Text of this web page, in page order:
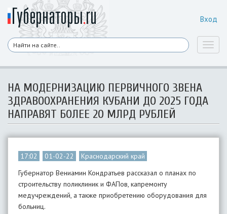
Вход
НА МОДЕРНИЗАЦИЮ ПЕРВИЧНОГО ЗВЕНА
ЗДРАВООХРАНЕНИЯ КУБАНИ ДО 2025 ГОДА
НАПРАВЯТ БОЛЕЕ 20 МЛРД РУБЛЕЙ
17:02 01-02-22
Краснодарский край
Губернатор Вениамин Кондратьев рассказал о планах по
строительству поликлиник и ФАПов, капремонту
медучреждений, а также приобретению оборудования для
больниц.